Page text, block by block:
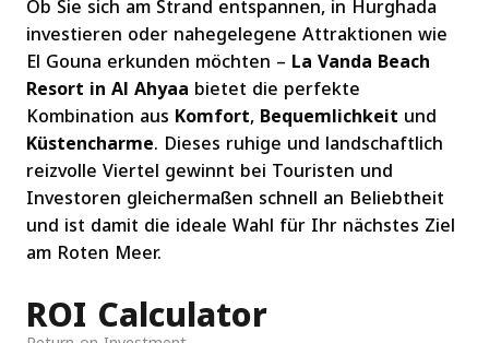
Ob Sie sich am Strand entspannen, in Hurghada
investieren oder nahegelegene Attraktionen wie
El Gouna erkunden möchten – La Vanda Beach
Resort in Al Ahyaa bietet die perfekte
Kombination aus Komfort,Bequemlichkeit und
Küstencharme. Dieses ruhige und landschaftlich
reizvolle Viertel gewinnt bei Touristen und
Investoren gleichermaßen schnell an Beliebtheit
und ist damit die ideale Wahl für Ihr nächstes Ziel
am Roten Meer.
ROI Calculator